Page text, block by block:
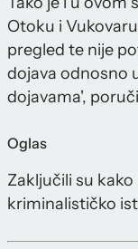
Otoku i
pregled te nije
dojava odnosno
dojavama',
Oglas
Zaključili su
kriminalističko